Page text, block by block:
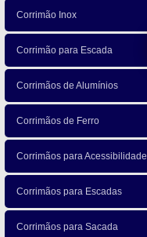
Corrimão Inox
Corrimão para Escada
Corrimãos de Alumínios
Corrimãos de Ferro
Corrimãos para Acessibilidade
Corrimãos para Escadas
Corrimãos para Sacada